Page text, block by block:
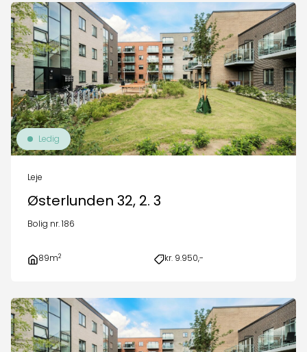
Ledig
Leje
Østerlunden 32, 2. 3
Bolig nr. 186
89m2 kr. 9.950,-